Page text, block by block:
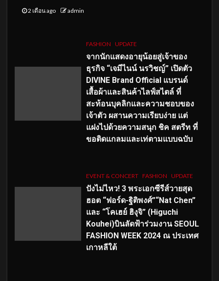
2 เดือน ago admin
FASHION UPDATE
จากนักแสดงอายุน้อยสู่เจ้าของ
ธุรกิจ “เจมีไนน์ นรวิชญ์” เปิดตัว
DIVINE Brand Official แบรนด์
เสื้อผ้าและสินค้าไลฟ์สไตล์ ที่
สะท้อนบุคลิกและความชอบของ
เจ้าตัว ผสานความเรียบง่าย แต่
แฝงไปด้วยความสนุก ชิค สตรีท ที่
ขอติดแกลมและเท่ตามแบบฉบับ
EVENT & CONCERT FASHION UPDATE
ปังไม่ไหว! 3 พระเอกซีรีส์วายสุด
ฮอต “ฟอร์ด-ฐิติพงศ์”“Nat Chen”
และ “โคเฮย์ ฮิงุจิ” (Higuchi
Kouhei)บินลัดฟ้าร่วมงาน SEOUL
FASHION WEEK 2024 ณ ประเทศ
เกาหลีใต้